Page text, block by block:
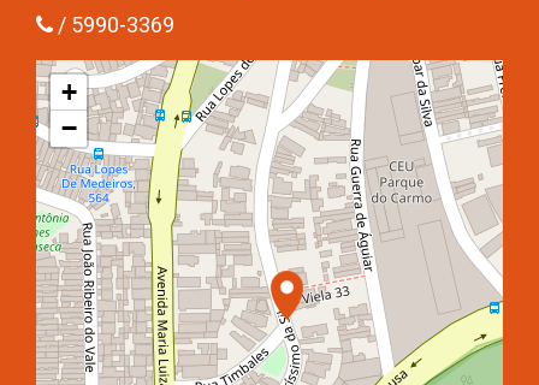
/ 5990-3369
+
−